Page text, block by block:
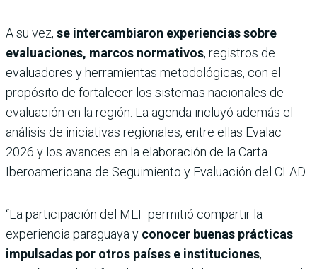
A su vez, se intercambiaron experiencias sobre
evaluaciones, marcos normativos, registros de
evaluadores y herramientas metodológicas, con el
propósito de fortalecer los sistemas nacionales de
evaluación en la región. La agenda incluyó además el
análisis de iniciativas regionales, entre ellas Evalac
2026 y los avances en la elaboración de la Carta
Iberoamericana de Seguimiento y Evaluación del CLAD.
“La participación del MEF permitió compartir la
experiencia paraguaya y conocer buenas prácticas
impulsadas por otros países e instituciones,